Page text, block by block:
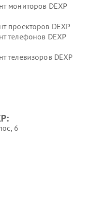
мониторов DEXP
проекторов DEXP
телефонов DEXP
телевизоров DEXP
мини пк DEXP
6